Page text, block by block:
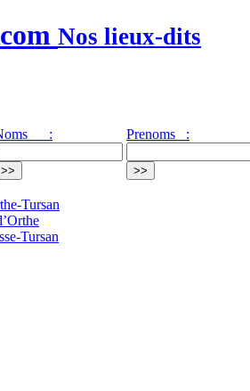
Nos lieux-dits
: Prenoms :
Tursan
Tursan